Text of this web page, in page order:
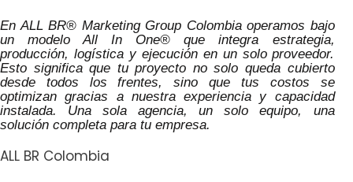
En ALL BR® Marketing Group Colombia operamos bajo
un modelo All In One® que integra estrategia,
producción, logística y ejecución en un solo proveedor.
Esto significa que tu proyecto no solo queda cubierto
desde todos los frentes, sino que tus costos se
optimizan gracias a nuestra experiencia y capacidad
instalada. Una sola agencia, un solo equipo, una
solución completa para tu empresa.
ALL BR Colombia